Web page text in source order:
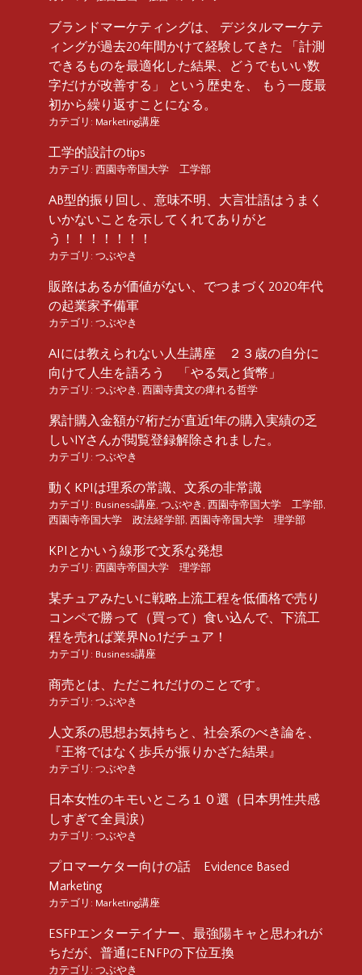
ブランドマーケティングは、 デジタルマーケテ
ィングが過去20年間かけて経験してきた 「計測
できるものを最適化した結果、どうでもいい数
字だけが改善する」 という歴史を、 もう一度最
初から繰り返すことになる。
カテゴリ: Marketing講座
工学的設計のtips
カテゴリ: 西園寺帝国大学 工学部
AB型的振り回し、意味不明、大言壮語はうまく
いかないことを示してくれてありがと
う！！！！！！！
カテゴリ: つぶやき
販路はあるが価値がない、でつまづく2020年代
の起業家予備軍
カテゴリ: つぶやき
AIには教えられない人生講座 ２３歳の自分に
向けて人生を語ろう 「やる気と貨幣」
カテゴリ: つぶやき 西園寺貴文の痺れる哲学
累計購入金額が7桁だが直近1年の購入実績の乏
しいIYさんが閲覧登録解除されました。
カテゴリ: つぶやき
動くKPIは理系の常識、文系の非常識
カテゴリ: Business講座 つぶやき 西園寺帝国大学 工学部
西園寺帝国大学 政法経学部 西園寺帝国大学 理学部
KPIとかいう線形で文系な発想
カテゴリ: 西園寺帝国大学 理学部
某チュアみたいに戦略上流工程を低価格で売り
コンペで勝って（買って）食い込んで、下流工
程を売れば業界No.1だチュア！
カテゴリ: Business講座
商売とは、ただこれだけのことです。
カテゴリ: つぶやき
人文系の思想お気持ちと、社会系のべき論を、
『王将ではなく歩兵が振りかざた結果』
カテゴリ: つぶやき
日本女性のキモいところ１０選（日本男性共感
しすぎて全員涙）
カテゴリ: つぶやき
プロマーケター向けの話 Evidence Based
Marketing
カテゴリ: Marketing講座
ESFPエンターテイナー、最強陽キャと思われが
ちだが、普通にENFPの下位互換
カテゴリ: つぶやき